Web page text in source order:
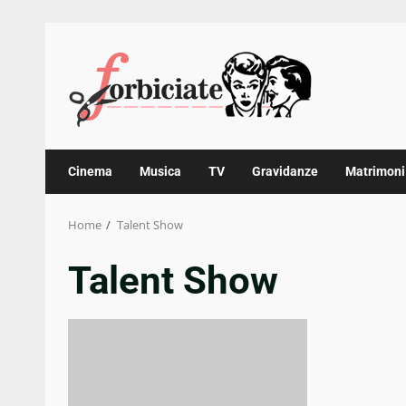
content
Cinema Musica TV Gravidanze Matrimoni
Home Talent Show
Talent Show